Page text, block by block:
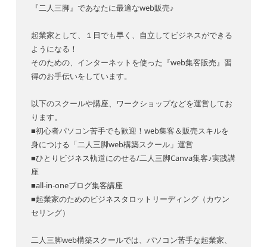
『二人三脚』であなたに最適なweb販売♪
起業家として、１日でも早く、自立してビジネスができる
ようになる！
そのための、インターネットを使った『web集客販売』習
得のお手伝いをしています。
以下のスクールや講座、ワークショップなどを運営してお
ります。
■初心者パソコン苦手でも歓迎！web集客＆販売スキルを
身につける「二人三脚web構築スクール」運営
■ひとりビジネス軌道にのせる/二人三脚Canva集客♪実践講
座
■all-in-oneブログ集客講座
■起業家のためのビジネスタロットリーディング（カウン
セリング）
二人三脚web構築スクールでは、パソコン苦手な起業家、